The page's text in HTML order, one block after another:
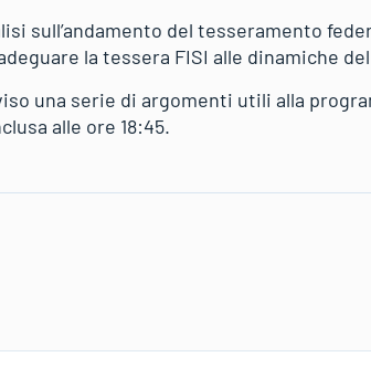
sull’andamento del tesseramento
la tessera FISI alle dinamiche
una serie di argomenti utili alla
alle ore 18:45.